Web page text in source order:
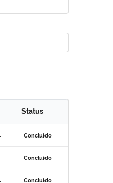
Status
Concluído
Concluído
Concluído